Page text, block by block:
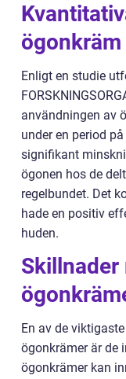
ögonkräm
Enligt en studie
användningen av
under en period
signifikant
ögonen hos de
regelbundet. Det
hade en positiv
huden.
Skillnader
En av de
ögonkrämer är de
ögonkrämer kan